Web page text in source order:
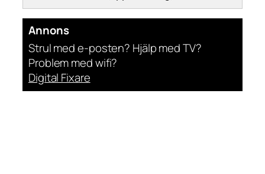
Annons
Strul med e-posten? Hjälp med TV?
Problem med wifi?
Digital Fixare